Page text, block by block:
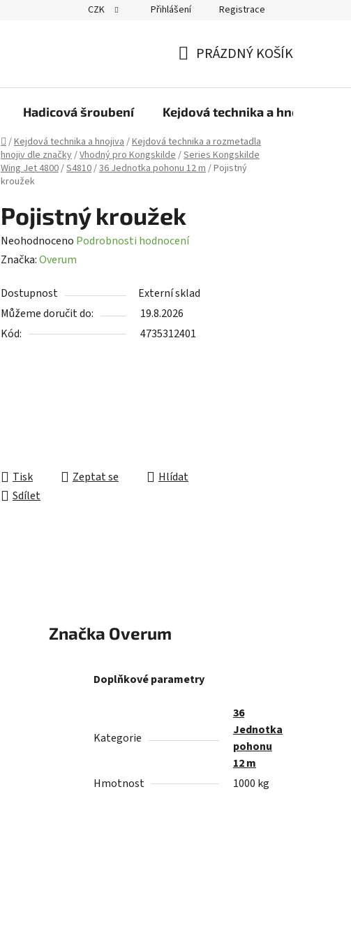
CZK Přihlášení Registrace
KOŠÍK
PRÁZDNÝ KOŠÍK
Hadicová šroubení Kejdová technika a hnojiva
Domů
/Kejdová technika a hnojiva/Kejdová technika a rozmetadla
hnojiv dle značky/Vhodný pro Kongskilde/Series Kongskilde
Wing Jet 4800/S4810/36 Jednotka pohonu 12 m/Pojistný
kroužek
Pojistný kroužek
Průměrné
hodnocení
je
0,0
z
Neohodnoceno Podrobnosti hodnocení
Značka:Overum
Dostupnost
Externí sklad
Můžeme doručit do:
19.8.2026
Kód:
4735312401
Tisk Zeptat se
Hlídat
Sdílet
Značka Overum
Doplňkové parametry
Kategorie
36
Jednotka
pohonu
12 m
Hmotnost
1000 kg